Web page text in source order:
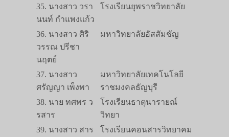
35. นางสาว วรา
นนท์ กำแพงแก้ว
โรงเรียนยุพราชวิทยาลัย
36. นางสาว ศิริ
วรรณ ปรีชา
นฤตย์
มหาวิทยาลัยอัสสัมชัญ
37. นางสาว
ศรัญญา เพ็งพา
มหาวิทยาลัยเทคโนโลยี
ราชมงคลธัญบุรี
38. นาย ทศพร ว
รสาร
โรงเรียนธาตุนารายณ์
วิทยา
39. นางสาว สาร
โรงเรียนคอนสารวิทยาคม